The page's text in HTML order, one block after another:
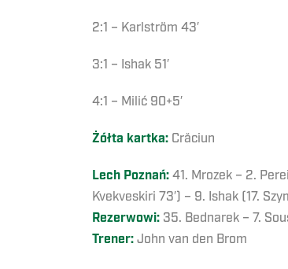
2:1 – Karlström 43′
3:1 – Ishak 51′
4:1 – Milić 90+5′
Żółta kartka: Crăciun
Lech Poznań: 41. Mrozek – 2.
Kvekveskiri 73′) – 9. Ishak (17.
Rezerwowi: 35. Bednarek – 7.
Trener: John van den Brom